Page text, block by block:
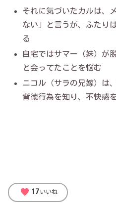
それに気づいたカルは、
ない」と言うが、ふたり
る
自宅ではサマー（妹）が
と会ってたことを悩む
ニコル（サラの兄嫁）は
背徳行為を知り、不快感
favorite 17 いいね